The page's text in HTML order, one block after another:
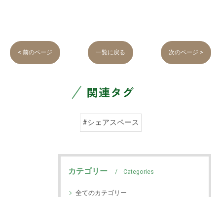
< 前のページ 一覧に戻る 次のページ >
関連タグ
#シェアスペース
カテゴリー Categories
全てのカテゴリー